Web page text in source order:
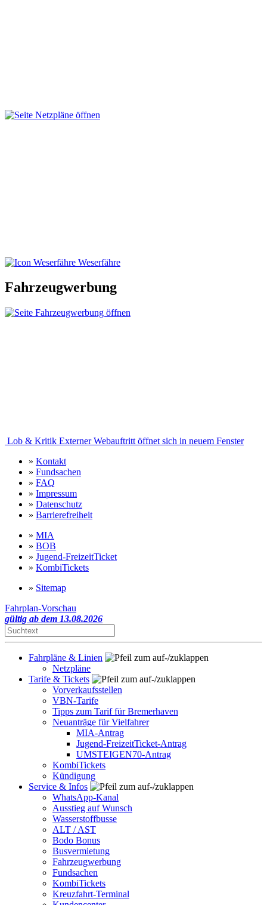
Weserfähre
Fahrzeugwerbung
Lob & Kritik Externer Webauftritt öffnet sich in neuem Fenster
» Kontakt
» Fundsachen
» FAQ
» Impressum
» Datenschutz
» Barrierefreiheit
» MIA
» BOB
» Jugend-FreizeitTicket
» KombiTickets
» Sitemap
Fahrplan-Vorschau
gültig ab dem 13.08.2026
Fahrpläne & Linien
Netzpläne
Tarife & Tickets
Vorverkaufsstellen
VBN-Tarife
Tipps zum Tarif für Bremerhaven
Neuanträge für Vielfahrer
MIA-Antrag
Jugend-FreizeitTicket-Antrag
UMSTEIGEN70-Antrag
KombiTickets
Kündigung
Service & Infos
WhatsApp-Kanal
Ausstieg auf Wunsch
Wasserstoffbusse
ALT / AST
Bodo Bonus
Busvermietung
Fahrzeugwerbung
Fundsachen
KombiTickets
Kreuzfahrt-Terminal